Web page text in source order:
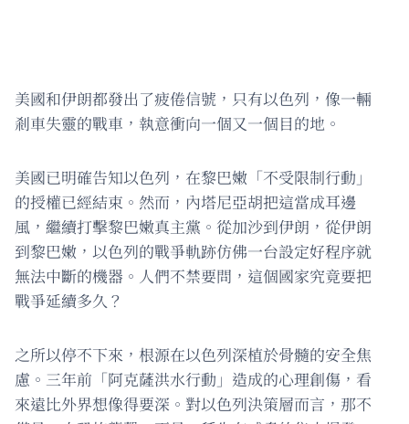
美國和伊朗都發出了疲倦信號，只有以色列，像一輛
剎車失靈的戰車，執意衝向一個又一個目的地。
美國已明確告知以色列，在黎巴嫩「不受限制行動」
的授權已經結束。然而，內塔尼亞胡把這當成耳邊
風，繼續打擊黎巴嫩真主黨。從加沙到伊朗，從伊朗
到黎巴嫩，以色列的戰爭軌跡仿佛一台設定好程序就
無法中斷的機器。人們不禁要問，這個國家究竟要把
戰爭延續多久？
之所以停不下來，根源在以色列深植於骨髓的安全焦
慮。三年前「阿克薩洪水行動」造成的心理創傷，看
來遠比外界想像得要深。對以色列決策層而言，那不